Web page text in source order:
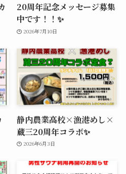
20周年記念メッセージ募集
中です！！✨
2026年7月10日
静内農業高校×漁港めし×
蔵三20周年コラボ✨
2026年6月3日